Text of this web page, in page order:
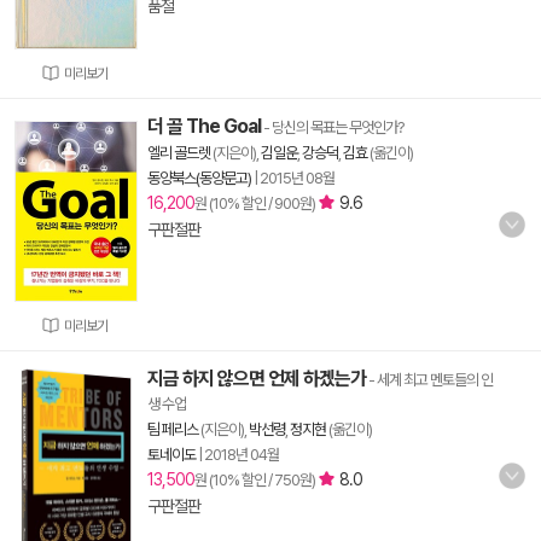
미리보기
품절
미리보기
더 골 The Goal - 당신의 목표는 무엇인가?
엘리 골드렛 (지은이), 김일운,강승덕 김효(옮긴이)
동양북스(동양문고) 2015년 08월
16,200원 (10% 할인 / 900원)
9.6
구판절판
지금 하지 않으면 언제 하겠는가- 세계 최고 멘토들의 인
생 수업
팀 페리스(지은이), 박선령, 정지현 (옮긴이)
토네이도| 2018년 04월
13,500원 (10% 할인 / 750원)
8.0
구판절판